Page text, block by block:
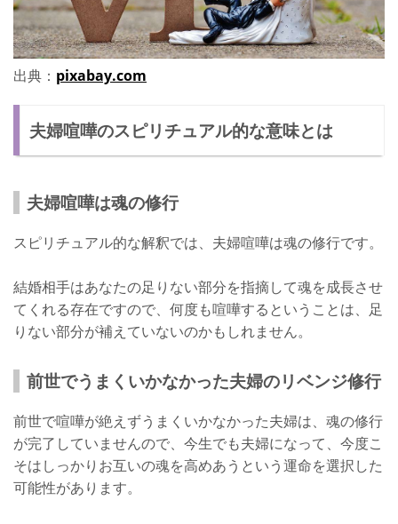
出典： pixabay.com
夫婦喧嘩のスピリチュアル的な意味とは
夫婦喧嘩は魂の修行
スピリチュアル的な解釈では、夫婦喧嘩は魂の修行です。
結婚相手はあなたの足りない部分を指摘して魂を成長させ
てくれる存在ですので、何度も喧嘩するということは、足
りない部分が補えていないのかもしれません。
前世でうまくいかなかった夫婦のリベンジ修行
前世で喧嘩が絶えずうまくいかなかった夫婦は、魂の修行
が完了していませんので、今生でも夫婦になって、今度こ
そはしっかりお互いの魂を高めあうという運命を選択した
可能性があります。